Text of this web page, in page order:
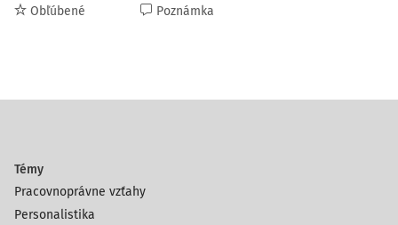
Obľúbené Poznámka
Témy
Pracovnoprávne vzťahy
Personalistika